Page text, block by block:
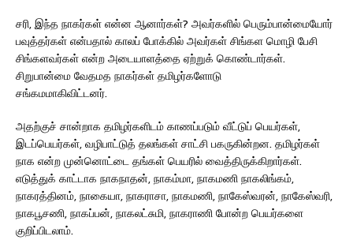
சரி, இந்த நாகர்கள் என்ன ஆனார்கள்? அவர்களில் பெரும்பான்மையோர்
பவுத்தர்கள் என்பதால் காலப் போக்கில் அவர்கள் சிங்கள மொழி பேசி
சிங்களவர்கள் என்ற அடையாளத்தை ஏற்றுக் கொண்டார்கள்.
சிறுபான்மை வேதமத நாகர்கள் தமிழர்களோடு
சங்கமமாகிவிட்டனர்.
அதற்குச் சான்றாக தமிழர்களிடம் காணப்படும் வீட்டுப் பெயர்கள்,
இடப்பெயர்கள், வழிபாட்டுத் தலங்கள் சாட்சி பகருகின்றன. தமிழர்கள்
நாக என்ற முன்னொட்டை தங்கள் பெயரில் வைத்திருக்கிறார்கள்.
எடுத்துக் காட்டாக நாகநாதன், நாகம்மா, நாகமணி நாகலிங்கம்,
நாகரத்தினம், நாகையா, நாகராசா, நாகமணி, நாகேஸ்வரன், நாகேஸ்வரி,
நாகபூசணி, நாகப்பன், நாகலட்சுமி, நாகராணி போன்ற பெயர்களை
குறிப்பிடலாம்.